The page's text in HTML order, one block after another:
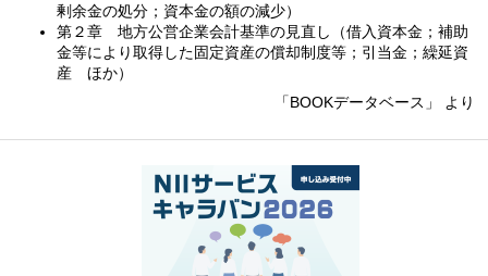
剰余金の処分；資本金の額の減少）
第２章 地方公営企業会計基準の見直し（借入資本金；補助
金等により取得した固定資産の償却制度等；引当金；繰延資
産 ほか）
「BOOKデータベース」 より